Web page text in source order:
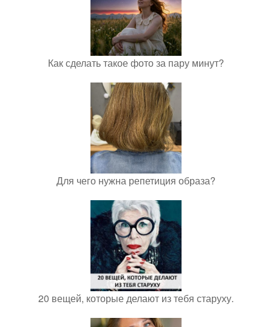
Как сделать такое фото за пару минут?
Для чего нужна репетиция образа?
20 вещей, которые делают из тебя старуху.